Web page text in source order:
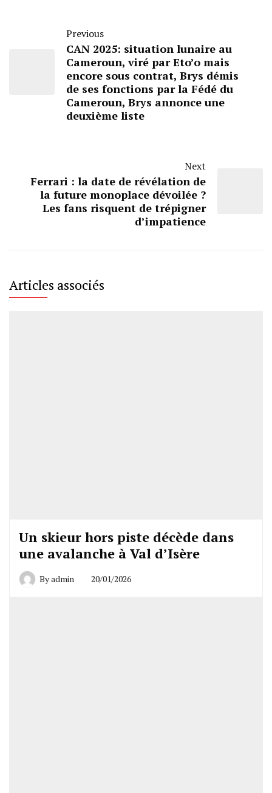
Previous
CAN 2025: situation lunaire au
Cameroun, viré par Eto’o mais
encore sous contrat, Brys démis
de ses fonctions par la Fédé du
Cameroun, Brys annonce une
deuxième liste
Next
Ferrari : la date de révélation de
la future monoplace dévoilée ?
Les fans risquent de trépigner
d’impatience
Articles associés
Un skieur hors piste décède dans
une avalanche à Val d’Isère
Byadmin 20/01/2026